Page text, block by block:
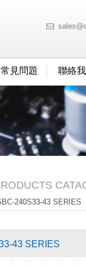
常見問題 聯絡
240S33-43 SERIES
43 SERIES